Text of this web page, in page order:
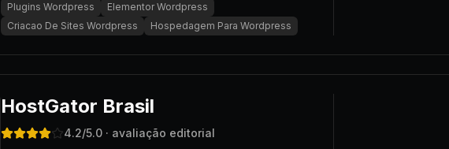
Plugins Wordpress
Elementor Wordpress
Criacao De Sites Wordpress
Hospedagem Para Wordpress
HostGator Brasil
4.2/5.0 · avaliação editorial